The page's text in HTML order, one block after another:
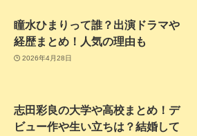
瞳水ひまりって誰？出演ドラマや
経歴まとめ！人気の理由も
2026年4月28日
志田彩良の大学や高校まとめ！デ
ビュー作や生い立ちは？結婚して